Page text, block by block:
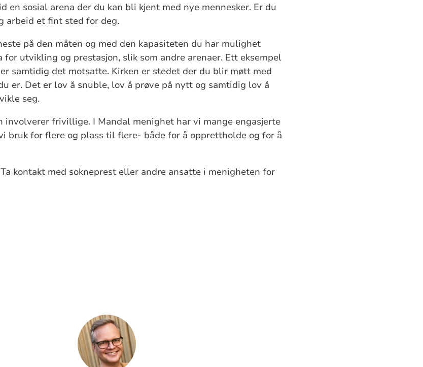
en sosial arena der du kan bli kjent med nye mennesker. Er du
arbeid et fint sted for deg.
på den måten og med den kapasiteten du har mulighet
utvikling og prestasjon, slik som andre arenaer. Ett eksempel
samtidig det motsatte. Kirken er stedet der du blir møtt med
er. Det er lov å snuble, lov å prøve på nytt og samtidig lov å
seg.
frivillige. I Mandal menighet har vi mange engasjerte
bruk for flere og plass til flere- både for å opprettholde og for å
kontakt med sokneprest eller andre ansatte i menigheten for